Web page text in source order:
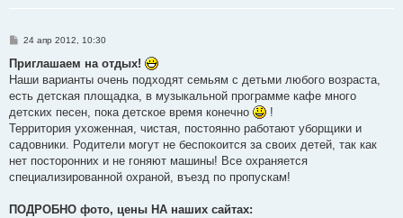
С
о
б
щ
е
и
е
24 апр 2012, 10:30
Приглашаем на отдых!
Наши варианты очень подходят семьям с детьми любого возраста,
есть детская площадка, в музыкальной программе кафе много
детских песен, пока детское время конечно
!
Территория ухоженная, чистая, постоянно работают уборщики и
садовники. Родители могут не беспокоится за своих детей, так как
нет посторонних и не гоняют машины! Все охраняется
специализированной охраной, въезд по пропускам!
ПОДРОБНО фото, цены НА наших сайтах: